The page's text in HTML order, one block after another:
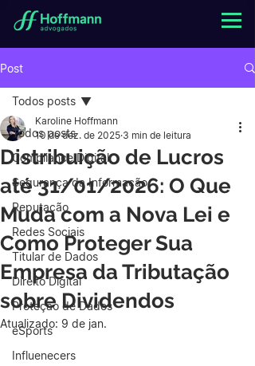
Post
Todos posts
Compliance Digital
Segurança da Informação
Reputação
Redes Sociais
Titular de Dados
Direito Digital
Proteção de Dados
eSports
Influenecers
Todos posts
Distribuição de Lucros
até 31/01/2026: O Que
Muda com a Nova Lei e
Como Proteger Sua
Empresa da Tributação
sobre Dividendos
Karoline Hoffmann
10 de dez. de 2025 3 min de leitura
Atualizado: 9 de jan.